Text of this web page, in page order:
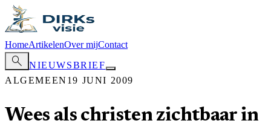
HomeArtikelenOver mijContact
search
NIEUWSBRIEF
ALGEMEEN 19 JUNI 2009
Wees als christen zichtbaar in